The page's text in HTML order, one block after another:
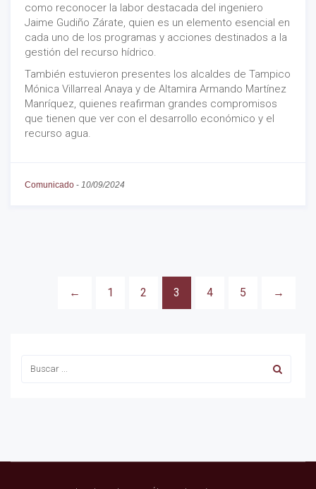
como reconocer la labor destacada del ingeniero
Jaime Gudiño Zárate, quien es un elemento esencial en
cada uno de los programas y acciones destinados a la
gestión del recurso hídrico.
También estuvieron presentes los alcaldes de Tampico
Mónica Villarreal Anaya y de Altamira Armando Martínez
Manríquez, quienes reafirman grandes compromisos
que tienen que ver con el desarrollo económico y el
recurso agua.
Comunicado - 10/09/2024
← 1 2 3 4 5 →